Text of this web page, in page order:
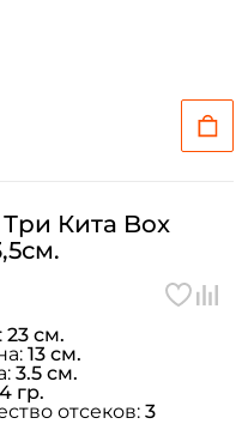
Кита Box
23 см.
13 см.
3.5 см.
гр.
отсеков: 3